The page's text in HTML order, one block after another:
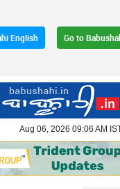
English
Go to
Aug 06, 2026 09:06 AM